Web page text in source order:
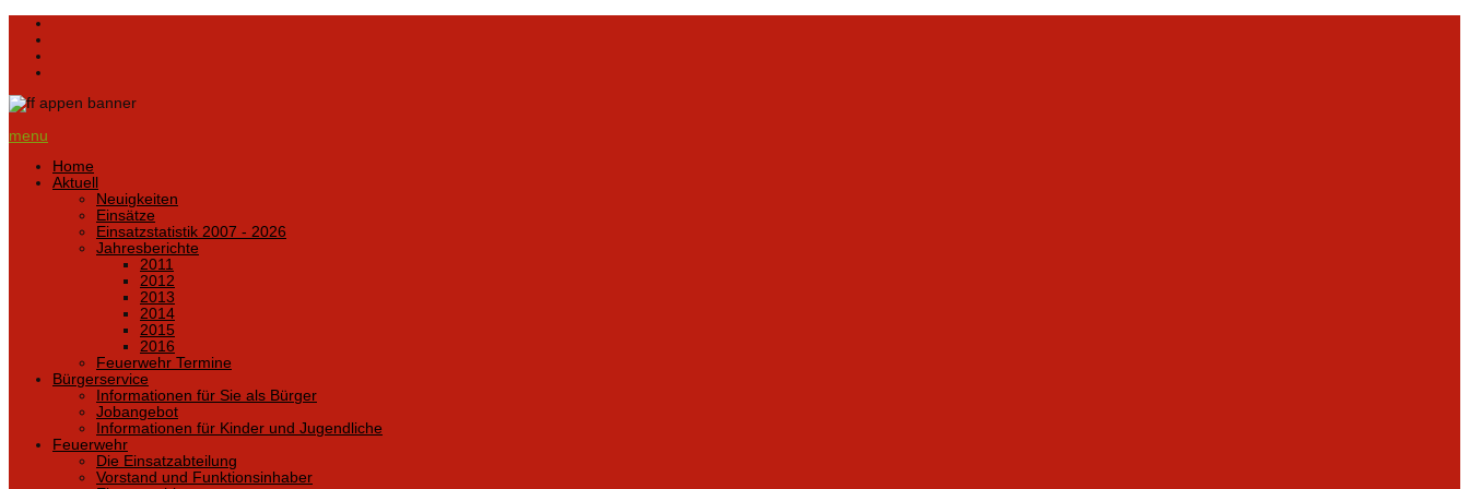
menu
Home
Aktuell
Neuigkeiten
Einsätze
Einsatzstatistik 2007 - 2026
Jahresberichte
2011
2012
2013
2014
2015
2016
Feuerwehr Termine
Bürgerservice
Informationen für Sie als Bürger
Jobangebot
Informationen für Kinder und Jugendliche
Feuerwehr
Die Einsatzabteilung
Vorstand und Funktionsinhaber